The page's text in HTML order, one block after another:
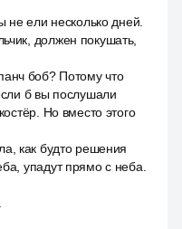
не ели несколько дней.
должен покушать,
боб? Потому что
б вы послушали
Но вместо этого
как будто решения
упадут прямо с неба.